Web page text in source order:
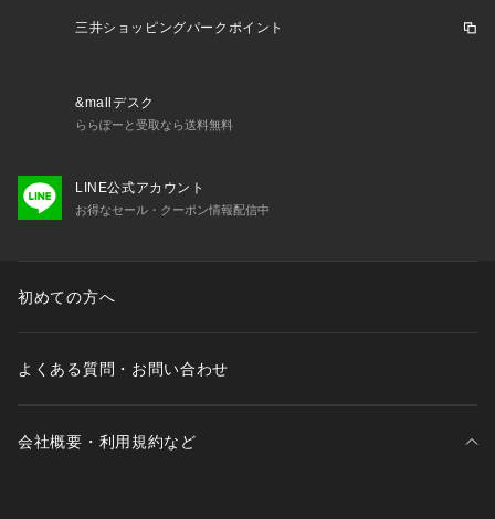
三井ショッピングパークポイント
&mallデスク
ららぽーと受取なら送料無料
LINE公式アカウント
お得なセール・クーポン情報配信中
初めての方へ
よくある質問・お問い合わせ
会社概要・利用規約など